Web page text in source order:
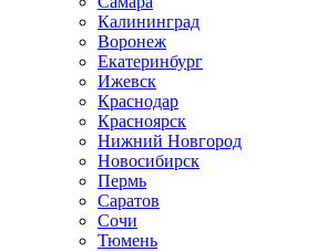
Калининград
Воронеж
Екатеринбург
Ижевск
Краснодар
Красноярск
Нижний Новгород
Новосибирск
Пермь
Саратов
Сочи
Тюмень